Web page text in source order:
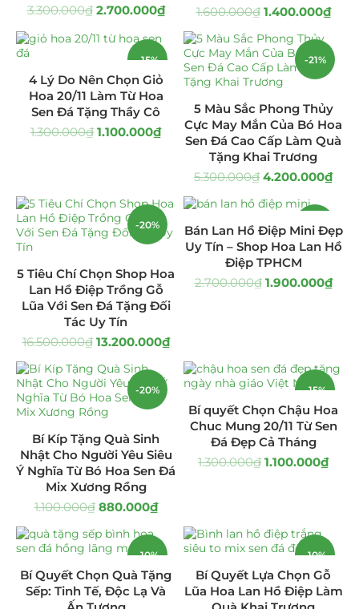
Hoa Tặng 20/10
Quà Tặng (507)
Quà Tặng Khách Hàng
Quà Tặng Sếp (320)
Quà Tết (278)
Quà Tặng 20 11
Bình Hoa Sen Đá (106)
Hoa Cưới Sen Đá
Hoa Khai Trương Sen Đá
Hoa Sinh Nhật Sen Đá
Lẵng Hoa Sen Đá
Tiểu Cảnh Sen Đá
3.300.000₫ 2.700.000₫
1.600.000₫ 1.400.000₫
-15%
4 Lý Do Nên Chọn Giỏ
Hoa 20/11 Làm Từ Hoa
Sen Đá Tặng Thầy Cô
1.300.000₫ 1.100.000₫
-21%
5 Màu Sắc Phong Thủy
Cực May Mắn Của Bó Hoa
Sen Đá Cao Cấp Làm Quà
Tặng Khai Trương
5.300.000₫ 4.200.000₫
-20%
5 Tiêu Chí Chọn Shop Hoa
Lan Hồ Điệp Trồng Gỗ
Lũa Với Sen Đá Tặng Đối
Tác Uy Tín
16.500.000₫ 13.200.000₫
-30%
Bán Lan Hồ Điệp Mini Đẹp
Uy Tín – Shop Hoa Lan Hồ
Điệp TPHCM
2.700.000₫ 1.900.000₫
-20%
Bí Kíp Tặng Quà Sinh
Nhật Cho Người Yêu Siêu
Ý Nghĩa Từ Bó Hoa Sen Đá
Mix Xương Rồng
1.100.000₫ 880.000₫
-15%
Bí quyết Chọn Chậu Hoa
Chuc Mung 20/11 Từ Sen
Đá Đẹp Cả Tháng
1.300.000₫ 1.100.000₫
-10%
Bí Quyết Chọn Quà Tặng
Sếp: Tinh Tế, Độc Lạ Và
-10%
Bí Quyết Lựa Chọn Gỗ
Lũa Hoa Lan Hồ Điệp Làm